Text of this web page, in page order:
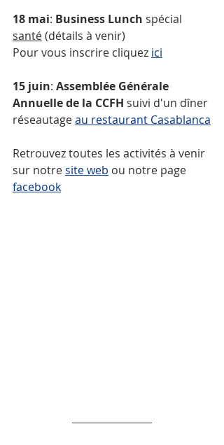
18 mai: Business Lunch spécial
santé (détails à venir)
Pour vous inscrire cliquez ici
15 juin: Assemblée Générale
Annuelle de la CCFH suivi d'un dîner
réseautageau restaurant Casablanca
Retrouvez toutes les activités à venir
sur notre site web ou notre page
facebook